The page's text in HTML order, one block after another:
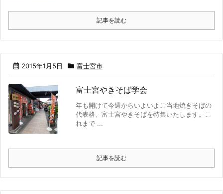
記事を読む
2015年1月5日 富士宮市
富士宮やきそば学会
年も開けて今週からいよいよご当地焼きそばの
代表格、富士宮やきそばを特集いたします。こ
れまで ...
記事を読む